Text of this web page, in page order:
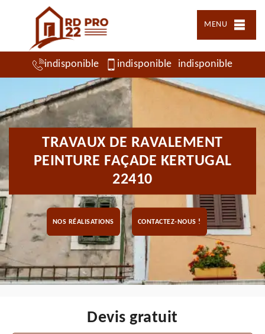
MENU
indisponible indisponible indisponible
TRAVAUX DE RAVALEMENT
PEINTURE FAÇADE KERTUGAL
22410
NOS RÉALISATIONS CONTACTEZ-NOUS !
Devis gratuit